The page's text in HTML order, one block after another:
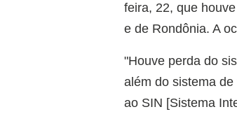
feira, 22, que
e de Rondônia. A
"Houve perda do
além do sistema
ao SIN [Sistema